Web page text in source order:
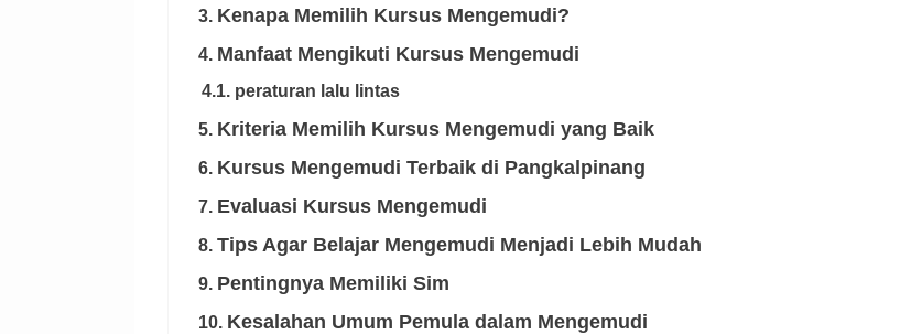
3. Kenapa Memilih Kursus Mengemudi?
4. Manfaat Mengikuti Kursus Mengemudi
4.1. peraturan lalu lintas
5. Kriteria Memilih Kursus Mengemudi yang Baik
6. Kursus Mengemudi Terbaik di Pangkalpinang
7. Evaluasi Kursus Mengemudi
8. Tips Agar Belajar Mengemudi Menjadi Lebih Mudah
9. Pentingnya Memiliki Sim
10. Kesalahan Umum Pemula dalam Mengemudi